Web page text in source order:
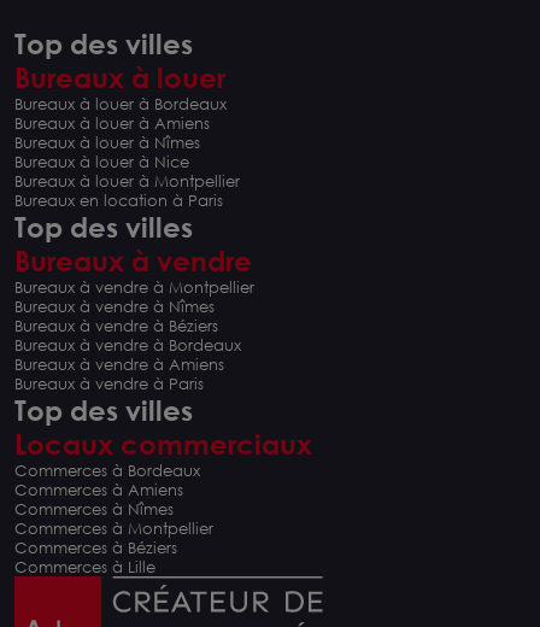
Top des villes
Bureaux à louer
Bureaux à louer à Bordeaux
Bureaux à louer à Amiens
Bureaux à louer à Nîmes
Bureaux à louer à Nice
Bureaux à louer à Montpellier
Bureaux en location à Paris
Top des villes
Bureaux à vendre
Bureaux à vendre à Montpellier
Bureaux à vendre à Nîmes
Bureaux à vendre à Béziers
Bureaux à vendre à Bordeaux
Bureaux à vendre à Amiens
Bureaux à vendre à Paris
Top des villes
Locaux commerciaux
Commerces à Bordeaux
Commerces à Amiens
Commerces à Nîmes
Commerces à Montpellier
Commerces à Béziers
Commerces à Lille